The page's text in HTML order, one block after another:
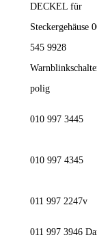
DECKEL für
Steckergehäuse
545 9928
polig
010 997 3445
010 997 4345
011 997 2247v
011 997 3946